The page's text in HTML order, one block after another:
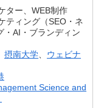
ター、WEB制作
ティング（SEO・ネ
・AI・ブランディン
、摂南大学
ウェビナ
Science and